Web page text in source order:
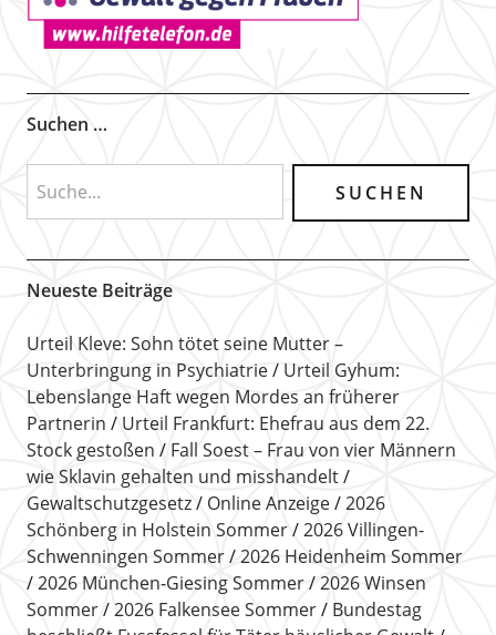
Suchen …
Neueste Beiträge
Urteil Kleve: Sohn tötet seine Mutter –
Unterbringung in Psychiatrie
Urteil Gyhum:
Lebenslange Haft wegen Mordes an früherer
Partnerin
Urteil Frankfurt: Ehefrau aus dem 22.
Stock gestoßen
Fall Soest – Frau von vier Männern
wie Sklavin gehalten und misshandelt
Gewaltschutzgesetz
Online Anzeige
2026
Schönberg in Holstein Sommer
2026 Villingen-
Schwenningen Sommer
2026 Heidenheim Sommer
2026 München-Giesing Sommer
2026 Winsen
Sommer
2026 Falkensee Sommer
Bundestag